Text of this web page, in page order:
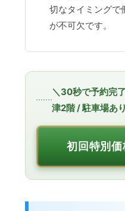
切なタイミングで
が不可欠です。
＼30秒で予約完
津2階 / 駐車場あ
初回特別